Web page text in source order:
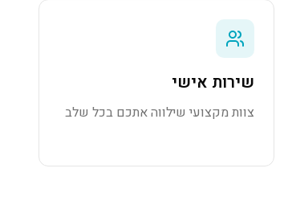
שירות אישי
צוות מקצועי שילווה אתכם בכל שלב